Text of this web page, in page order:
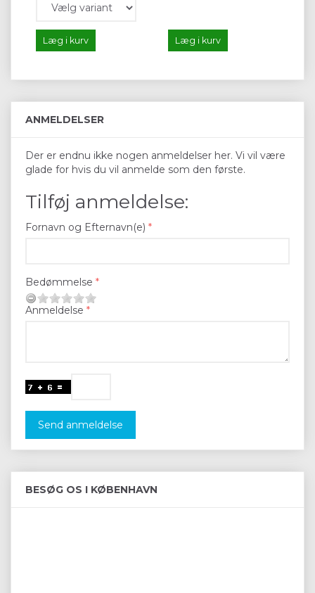
Læg i kurv Læg i kurv
ANMELDELSER
Der er endnu ikke nogen anmeldelser her. Vi vil være
glade for hvis du vil anmelde som den første.
Tilføj anmeldelse:
Fornavn og Efternavn(e)
Bedømmelse
Anmeldelse
Send anmeldelse
BESØG OS I KØBENHAVN